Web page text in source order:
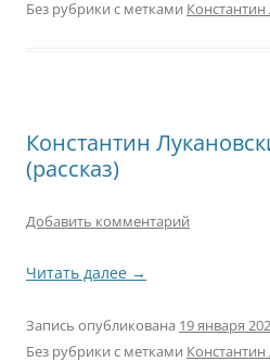
Без рубрики с метками
Константин
(рассказ)
Добавить комментарий
Читать далее →
Запись опубликована 19 января
Без рубрики с метками